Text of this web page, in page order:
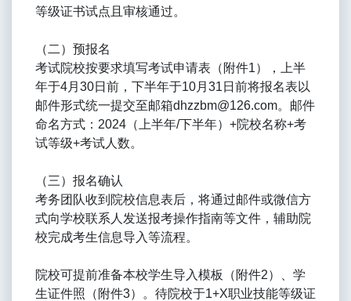
等级证书试点且审核通过。
（二）预报名
考试院校按要求填写考试申请表（附件1），上半
年于4月30日前，下半年于10月31日前将报名表以
邮件形式统一提交至邮箱dhzzbm@126.com。邮件
命名方式：2024（上半年/下半年）+院校名称+考
试等级+考试人数。
（三）报名确认
考务团队收到院校信息表后，将通过邮件或微信方
式向学校联系人发送报考操作指南等文件，辅助院
校完成考生信息导入等流程。
院校可提前准备本校学生导入模板（附件2）、学
生证件照（附件3）。待院校于1+X职业技能等级证